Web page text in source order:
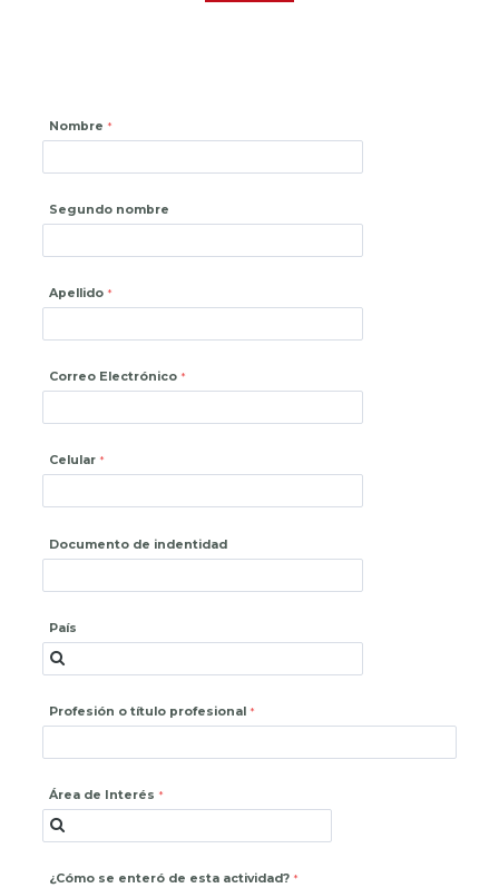
Nombre
Segundo nombre
Apellido
Correo Electrónico
Celular
Documento de indentidad
País
Profesión o título profesional
Área de Interés
¿Cómo se enteró de esta actividad?